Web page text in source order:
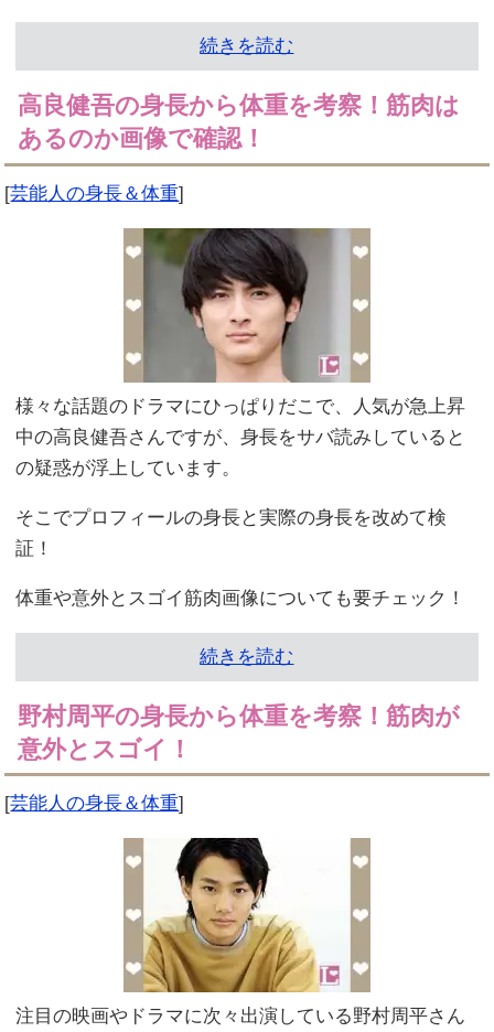
続きを読む
高良健吾の身長から体重を考察！筋肉は
あるのか画像で確認！
[芸能人の身長＆体重]
様々な話題のドラマにひっぱりだこで、人気が急上昇
中の高良健吾さんですが、身長をサバ読みしていると
の疑惑が浮上しています。
そこでプロフィールの身長と実際の身長を改めて検
証！
体重や意外とスゴイ筋肉画像についても要チェック！
続きを読む
野村周平の身長から体重を考察！筋肉が
意外とスゴイ！
[芸能人の身長＆体重]
注目の映画やドラマに次々出演している野村周平さん